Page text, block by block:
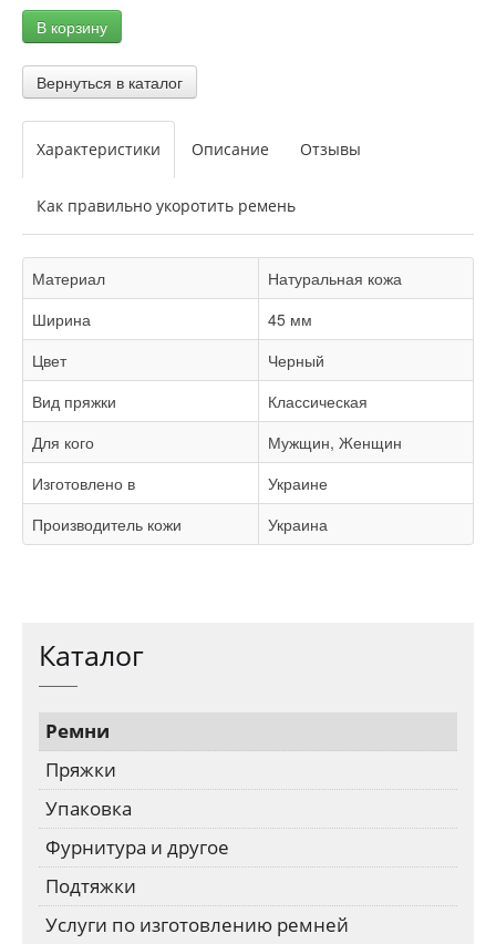
Характеристики Описание Отзывы
Как правильно укоротить ремень
Материал
Натуральная кожа
Ширина
45 мм
Цвет
Черный
Вид пряжки
Классическая
Для кого
Мужщин, Женщин
Изготовлено в
Украине
Производитель кожи
Украина
Каталог
Ремни
Пряжки
Упаковка
Фурнитура и другое
Подтяжки
Услуги по изготовлению ремней